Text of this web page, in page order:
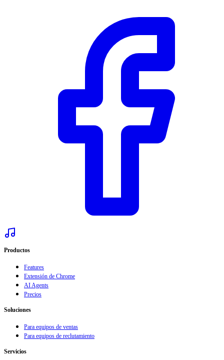
Productos
Features
Extensión de Chrome
AI Agents
Precios
Soluciones
Para equipos de ventas
Para equipos de reclutamiento
Servicios